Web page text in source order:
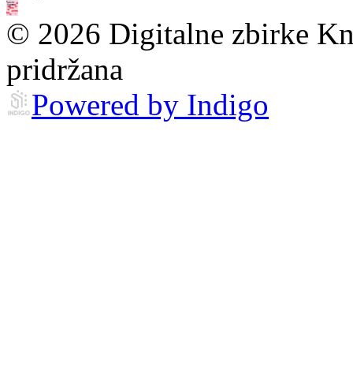
© 2026 Digitalne zbirke
pridržana
Powered by Indigo